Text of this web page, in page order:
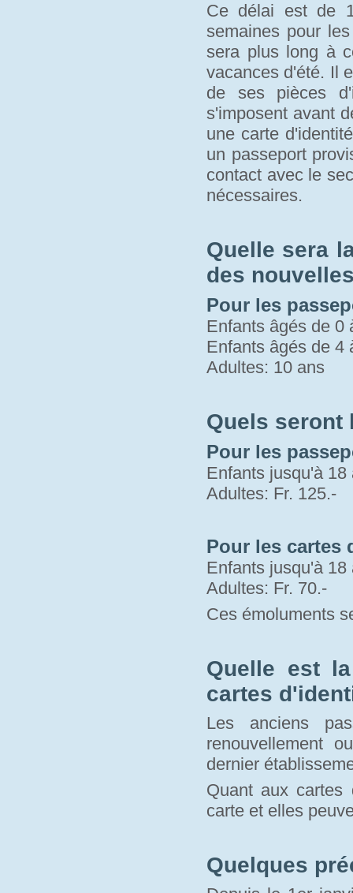
Ce délai est de
semaines pour
sera plus long à
vacances d'été. Il
de ses pièces
s'imposent avant
une carte
un passeport
contact avec le
nécessaires.
Quelle sera
des
Pour les
Enfants âgés de 0
Enfants âgés de 4
Adultes: 10 ans
Quels seront
Pour les
Enfants jusqu'à 18
Adultes: Fr. 125.-
Pour les cartes
Enfants jusqu'à 18
Adultes: Fr. 70.-
Ces émoluments
Quelle est
cartes
Les anciens
renouvellement
dernier
Quant aux
carte et elles
Quelques